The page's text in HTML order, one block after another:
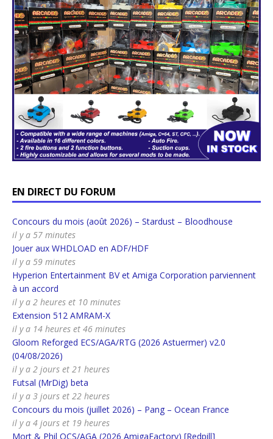
EN DIRECT DU FORUM
Concours du mois (août 2026) – Stardust – Bloodhouse
il y a 57 minutes
Jouer aux WHDLOAD en ADF/HDF
il y a 59 minutes
Hyperion Entertainment BV et Amiga Corporation parviennent
à un accord
il y a 2 heures et 10 minutes
Extension 512 AMRAM-X
il y a 14 heures et 46 minutes
Gloom Reforged ECS/AGA/RTG (2026 Astuermer) v2.0
(04/08/2026)
il y a 2 jours et 21 heures
Futsal (MrDig) beta
il y a 3 jours et 22 heures
Concours du mois (juillet 2026) – Pang – Ocean France
il y a 4 jours et 19 heures
Mort & Phil OCS/AGA (2026 AmigaFactory) [Redpill]